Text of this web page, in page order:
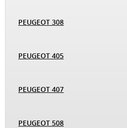
PEUGEOT 308
PEUGEOT 405
PEUGEOT 407
PEUGEOT 508